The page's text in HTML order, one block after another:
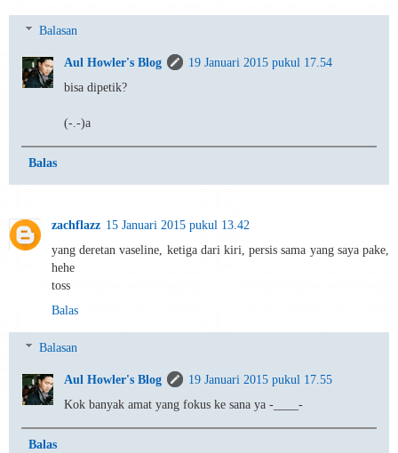
Balasan
Aul Howler's Blog
19 Januari 2015 pukul 17.54
bisa dipetik?
(-.-)a
Balas
zachflazz 15 Januari 2015 pukul 13.42
yang deretan vaseline, ketiga dari kiri, persis sama yang saya pake,
hehe
toss
Balas
Balasan
Aul Howler's Blog
19 Januari 2015 pukul 17.55
Kok banyak amat yang fokus ke sana ya -____-
Balas